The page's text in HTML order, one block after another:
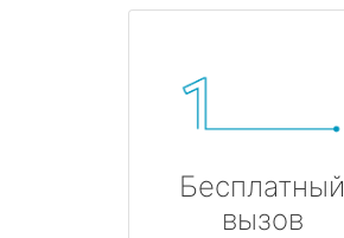
Бесплатный
вызов